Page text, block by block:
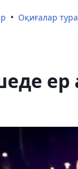
Оқиғалар